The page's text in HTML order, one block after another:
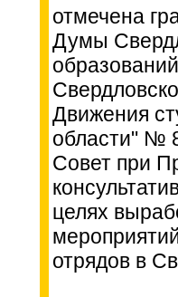
отмечена
Думы
Движения
области" №
Совет при
целях
отрядов в